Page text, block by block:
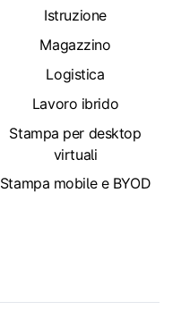
Istruzione
Magazzino
Logistica
Lavoro ibrido
Stampa per desktop
virtuali
Stampa mobile e BYOD